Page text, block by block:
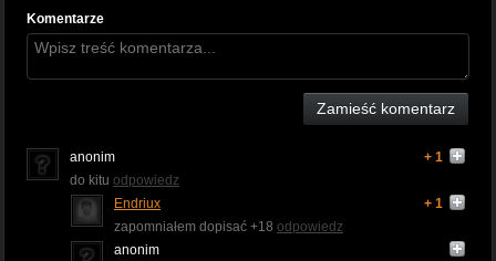
Komentarze
Zamieść komentarz
anonim
+ 1
do kitu odpowiedz
Endriux
+ 1
zapomniałem dopisać +18 odpowiedz
anonim